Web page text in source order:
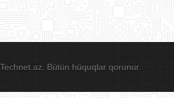
Technet.az. Bütün hüquqlar qorunur.